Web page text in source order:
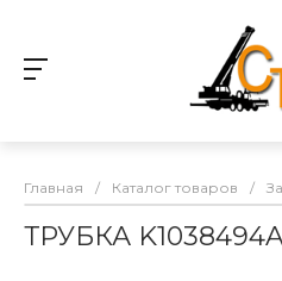
Главная / Каталог товаров /
ТРУБКА